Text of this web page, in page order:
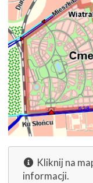
Kliknij na
informacji.